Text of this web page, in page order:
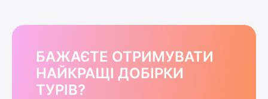
БАЖАЄТЕ ОТРИМУВАТИ
НАЙКРАЩІ ДОБІРКИ
ТУРІВ?